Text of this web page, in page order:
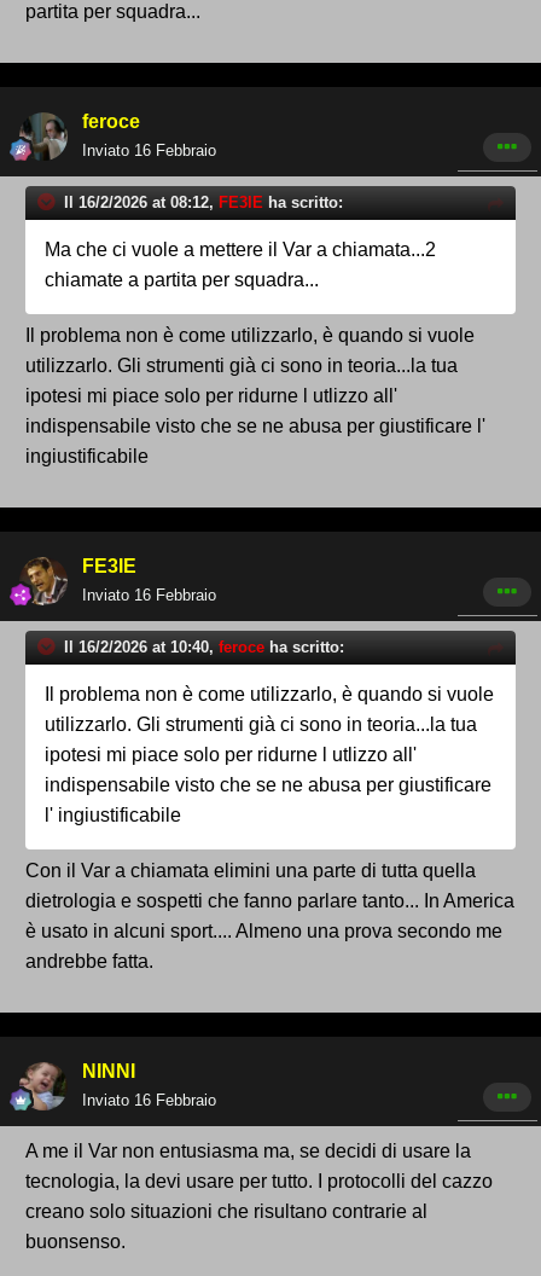
partita per squadra...
feroce
Inviato 16 Febbraio
Il 16/2/2026 at 08:12, FE3IE ha scritto:
Ma che ci vuole a mettere il Var a chiamata...2
chiamate a partita per squadra...
Il problema non è come utilizzarlo, è quando si vuole
utilizzarlo. Gli strumenti già ci sono in teoria...la tua
ipotesi mi piace solo per ridurne l utlizzo all'
indispensabile visto che se ne abusa per giustificare l'
ingiustificabile
FE3IE
Inviato 16 Febbraio
Il 16/2/2026 at 10:40, feroce ha scritto:
Il problema non è come utilizzarlo, è quando si vuole
utilizzarlo. Gli strumenti già ci sono in teoria...la tua
ipotesi mi piace solo per ridurne l utlizzo all'
indispensabile visto che se ne abusa per giustificare
l' ingiustificabile
Con il Var a chiamata elimini una parte di tutta quella
dietrologia e sospetti che fanno parlare tanto... In America
è usato in alcuni sport.... Almeno una prova secondo me
andrebbe fatta.
NINNI
Inviato 16 Febbraio
A me il Var non entusiasma ma, se decidi di usare la
tecnologia, la devi usare per tutto. I protocolli del cazzo
creano solo situazioni che risultano contrarie al
buonsenso.